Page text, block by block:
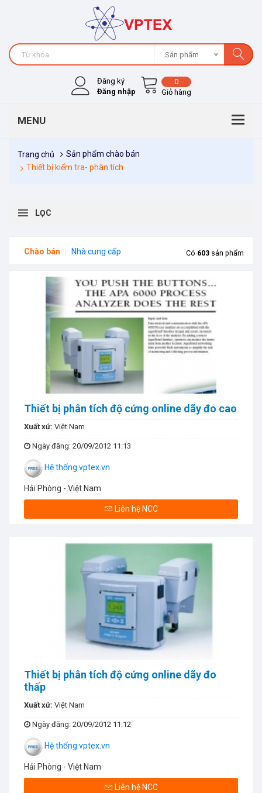
Sản phẩm
Đăng ký
Đăng nhập
0
Giỏ hàng
Trang chủ
Sản phẩm chào bán
Thiết bị kiểm tra- phân tích
LỌC
Chào bán Nhà cung cấp Có 603 sản phẩm
Thiết bị phân tích độ cứng online dãy đo cao
Xuất xứ: Việt Nam
Ngày đăng: 20/09/2012 11:13
Hệ thống vptex.vn
Hải Phòng - Việt Nam
Liên hệ NCC
Thiết bị phân tích độ cứng online dãy đo
thấp
Xuất xứ: Việt Nam
Ngày đăng: 20/09/2012 11:12
Hệ thống vptex.vn
Hải Phòng - Việt Nam
Liên hệ NCC